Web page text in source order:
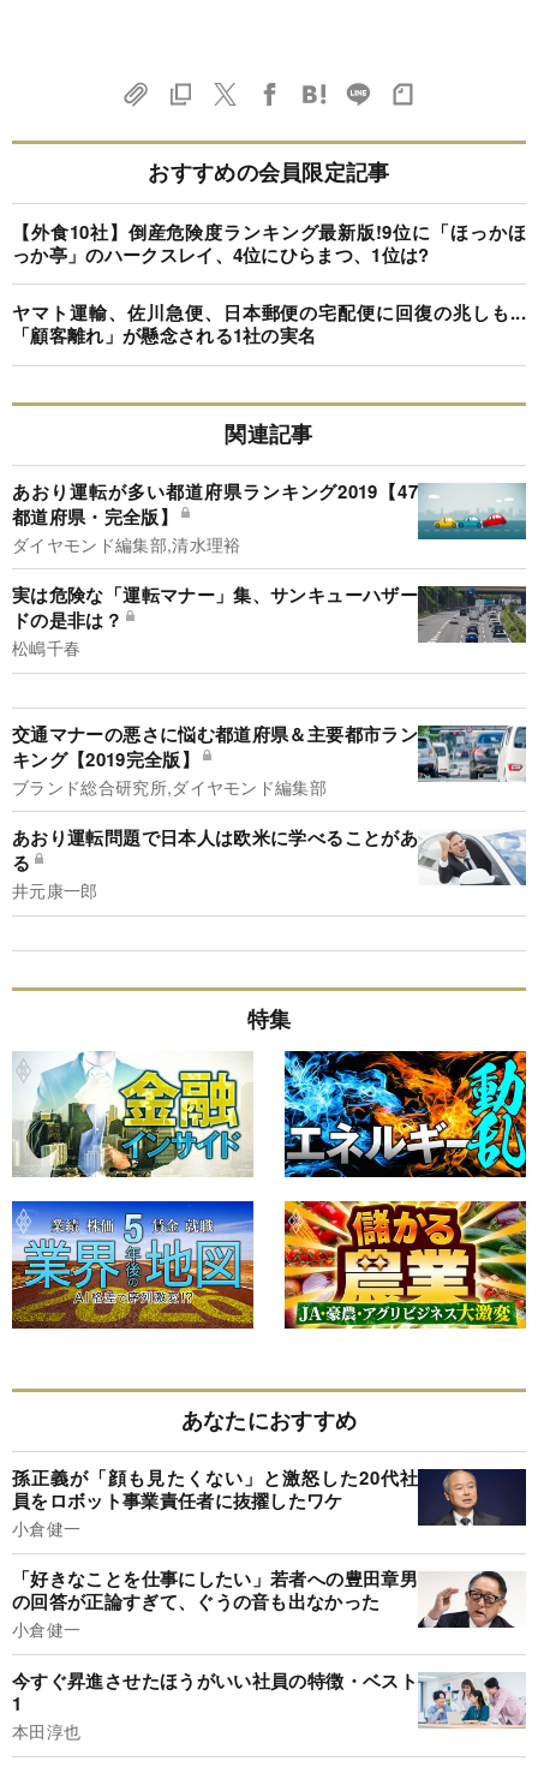
おすすめの会員限定記事
【外食10社】倒産危険度ランキング最新版!9位に「ほっかほ
っか亭」のハークスレイ、4位にひらまつ、1位は?
ヤマト運輸、佐川急便、日本郵便の宅配便に回復の兆しも...
「顧客離れ」が懸念される1社の実名
関連記事
あおり運転が多い都道府県ランキング2019【47
都道府県・完全版】
ダイヤモンド編集部,清水理裕
実は危険な「運転マナー」集、サンキューハザー
ドの是非は？
松嶋千春
交通マナーの悪さに悩む都道府県＆主要都市ラン
キング【2019完全版】
ブランド総合研究所,ダイヤモンド編集部
あおり運転問題で日本人は欧米に学べることがあ
る
井元康一郎
特集
あなたにおすすめ
孫正義が「顔も見たくない」と激怒した20代社
員をロボット事業責任者に抜擢したワケ
小倉健一
「好きなことを仕事にしたい」若者への豊田章男
の回答が正論すぎて、ぐうの音も出なかった
小倉健一
今すぐ昇進させたほうがいい社員の特徴・ベスト
1
本田淳也